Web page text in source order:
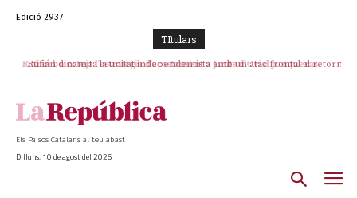
Edició 2937
TItulars
Rufián boicoteja l’estratègia d’acostament a Junts d’Oriol Junqueras
Rufián dinamita la unitat independentista amb un atac frontal al retorn
Els Països Catalans al teu abast
Dilluns, 10 de agost del 2026